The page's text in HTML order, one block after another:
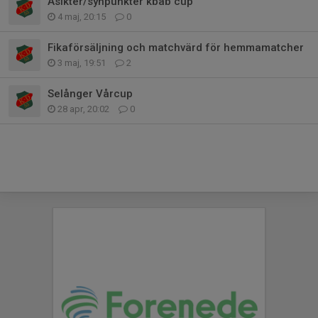
4 maj, 20:15 0
Fikaförsäljning och matchvärd för hemmamatcher
3 maj, 19:51 2
Selånger Vårcup
28 apr, 20:02 0